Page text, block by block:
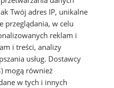
w Świętochłowicach
Twój adres IP, unikalne
przeglądania, w celu
reklam i
i treści, analizy
usług. Dostawcy
mogą również
w tych i innych